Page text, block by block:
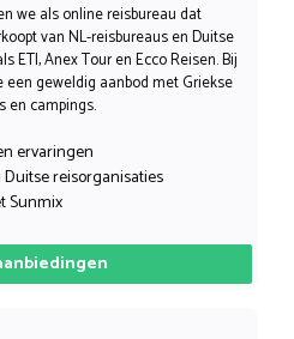
we als online reisbureau dat
van NL-reisbureaus en Duitse
ETI, Anex Tour en Ecco Reisen. Bij
een geweldig aanbod met Griekse
en campings.
ervaringen
reisorganisaties
Sunmix